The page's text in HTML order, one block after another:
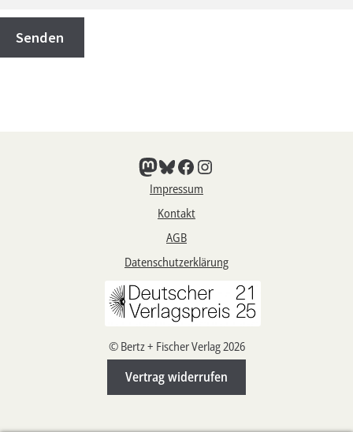
Mastodon
Bluesky
Facebook
Instagram
Impressum
Kontakt
AGB
Datenschutzerklärung
© Bertz + Fischer Verlag 2026
Vertrag widerrufen